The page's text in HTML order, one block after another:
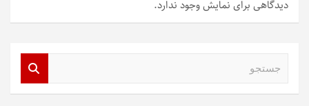
دیدگاهی برای نمایش وجود ندارد.